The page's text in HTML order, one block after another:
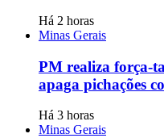
Há 2 horas
Minas Gerais
PM realiza força-
apaga pichações
Há 3 horas
Minas Gerais